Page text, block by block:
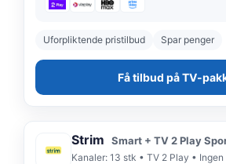
Uforpliktende pristilbud Spar penger
Få tilbud på TV-
Strim Smart + TV 2 Play
Kanaler: 13 stk • TV 2 Play •